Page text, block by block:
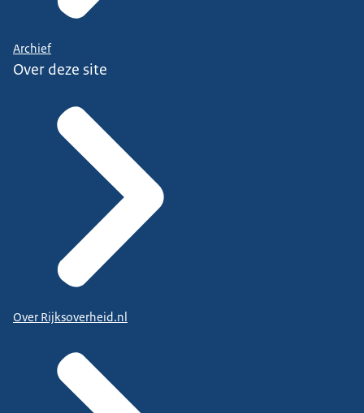
Archief
Over deze site
Over Rijksoverheid.nl